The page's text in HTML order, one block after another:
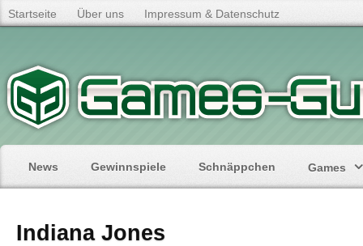
Startseite Über uns Impressum & Datenschutz
News Gewinnspiele Schnäppchen Games
Indiana Jones